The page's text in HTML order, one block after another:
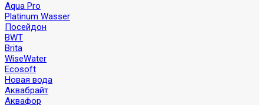
Aqua Pro
Platinum Wasser
Посейдон
BWT
Brita
WiseWater
Ecosoft
Новая вода
Аквабрайт
Аквафор